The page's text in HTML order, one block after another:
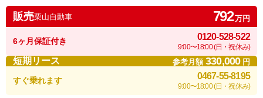
販売栗山自動車 792万円
6ヶ月保証付き 0120-528-522
9:00〜18:00 (日・祝休み)
短期リース 参考月額330,000円
すぐ乗れます 0467-55-8195
9:00〜18:00 (日・祝休み)